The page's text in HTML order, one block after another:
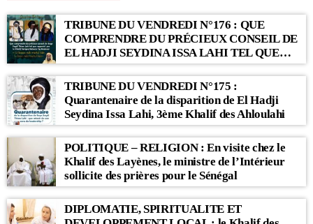
TRIBUNE DU VENDREDI N°176 : QUE
COMPRENDRE DU PRÉCIEUX CONSEIL DE
EL HADJI SEYDINA ISSA LAHI TEL QUE
RAPPORTÉ PAR LE KHALIF SERIGNE
BABACAR SY MANSOUR : « Li Baax Matul
Kër, Li Bon Matul Kër »
TRIBUNE DU VENDREDI N°175 :
Quarantenaire de la disparition de El Hadji
Seydina Issa Lahi, 3ème Khalif des Ahloulahi
POLITIQUE – RELIGION : En visite chez le
Khalif des Layènes, le ministre de l’Intérieur
sollicite des prières pour le Sénégal
DIPLOMATIE, SPIRITUALITE ET